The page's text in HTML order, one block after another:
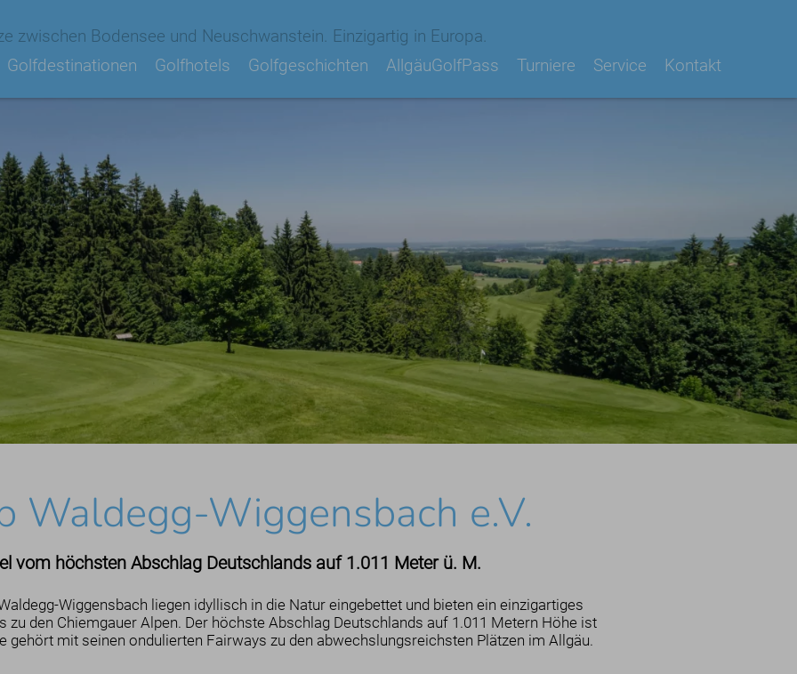
zwischen Bodensee und Neuschwanstein. Einzigartig in Europa.
Golfdestinationen Golfhotels Golfgeschichten AllgäuGolfPass Turniere Service Kontakt
Waldegg-Wiggensbach e.V.
vom höchsten Abschlag Deutschlands auf 1.011 Meter ü. M.
Wiggensbach liegen idyllisch in die Natur eingebettet und bieten ein einzigartiges
zu den Chiemgauer Alpen. Der höchste Abschlag Deutschlands auf 1.011 Metern Höhe ist
gehört mit seinen ondulierten Fairways zu den abwechslungsreichsten Plätzen im Allgäu.